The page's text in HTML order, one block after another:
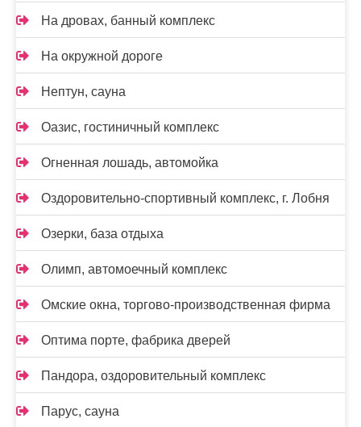
На дровах, банный комплекс
На окружной дороге
Нептун, сауна
Оазис, гостиничный комплекс
Огненная лошадь, автомойка
Оздоровительно-спортивный комплекс, г. Лобня
Озерки, база отдыха
Олимп, автомоечный комплекс
Омские окна, торгово-производственная фирма
Оптима порте, фабрика дверей
Пандора, оздоровительный комплекс
Парус, сауна